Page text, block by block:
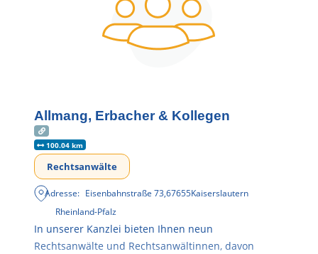
Allmang, Erbacher & Kollegen
100.04 km
Rechtsanwälte
Adresse: Eisenbahnstraße 73,67655Kaiserslautern
Rheinland-Pfalz
In unserer Kanzlei bieten Ihnen neun
Rechtsanwälte und Rechtsanwältinnen, davon